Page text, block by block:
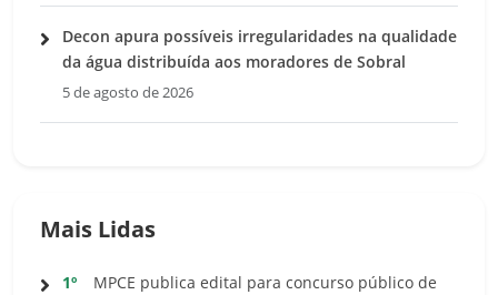
Decon apura possíveis irregularidades na qualidade
da água distribuída aos moradores de Sobral
5 de agosto de 2026
Mais Lidas
1º
MPCE publica edital para concurso público de